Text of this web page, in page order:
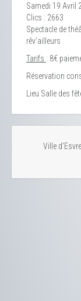
Samedi 19 Avril
Clics : 2663
Spectacle de
rêv’ailleurs
Tarifs : 8€
Réservation
Lieu Salle des
Ville